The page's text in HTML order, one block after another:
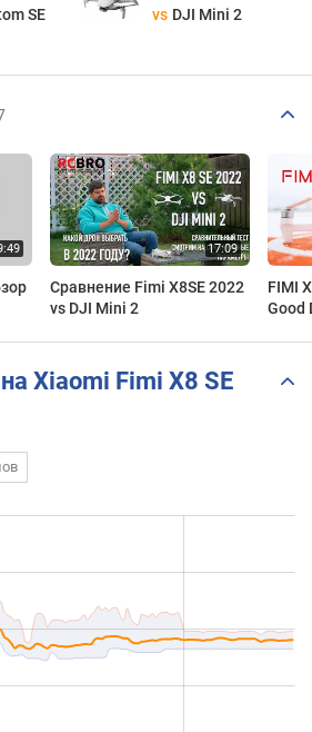
SE
vs DJI Mini 2
Сравнение Fimi X8SE 2022
vs DJI Mini 2
FIMI
Good
Xiaomi Fimi X8 SE